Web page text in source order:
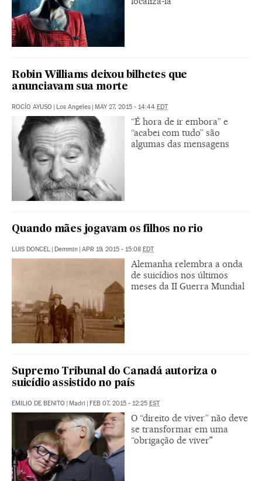
Robin Williams deixou bilhetes que
anunciavam sua morte
ROCÍO AYUSO | Los Angeles | MAY 27, 2015 - 14:44 EDT
“É hora de ir embora” e
“acabei com tudo” são
algumas das mensagens
Quando mães jogavam os filhos no rio
LUIS DONCEL | Demmin | APR 19, 2015 - 15:08 EDT
Alemanha relembra a onda
de suicídios nos últimos
meses da II Guerra Mundial
Supremo Tribunal do Canadá autoriza o
suicídio assistido no país
EMILIO DE BENITO | Madri | FEB 07, 2015 - 12:25 EST
O “direito de viver” não deve
se transformar em uma
“obrigação de viver"